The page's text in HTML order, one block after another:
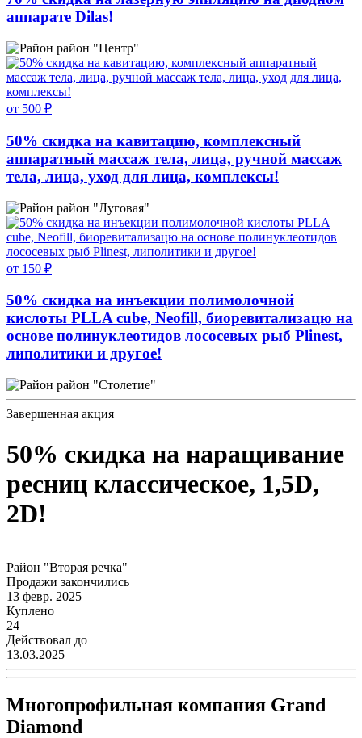
аппарате Dilas!
район "Центр"
от 500 ₽
50% скидка на кавитацию, комплексный
аппаратный массаж тела, лица, ручной массаж
тела, лица, уход для лица, комплексы!
район "Луговая"
от 150 ₽
50% скидка на инъекции полимолочной
кислоты PLLA cube, Neofill, биоревитализацю на
основе полинуклеотидов лососевых рыб Plinest,
липолитики и другое!
район "Столетие"
Завершенная акция
50% скидка на наращивание
ресниц классическое, 1,5D,
2D!
Район "Вторая речка"
Продажи закончились
13 февр. 2025
Куплено
24
Действовал до
13.03.2025
Многопрофильная компания Grand
Diamond